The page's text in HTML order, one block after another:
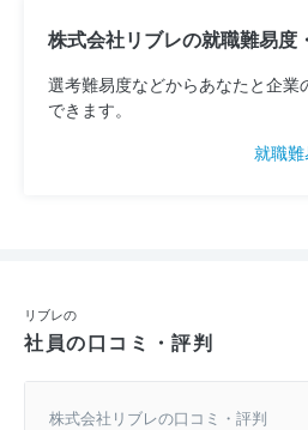
株式会社リブレの就職難易度
選考難易度などからあなたと企業
できます。
就職
リブレの
社員の口コミ・評判
株式会社リブレの口コミ・評判